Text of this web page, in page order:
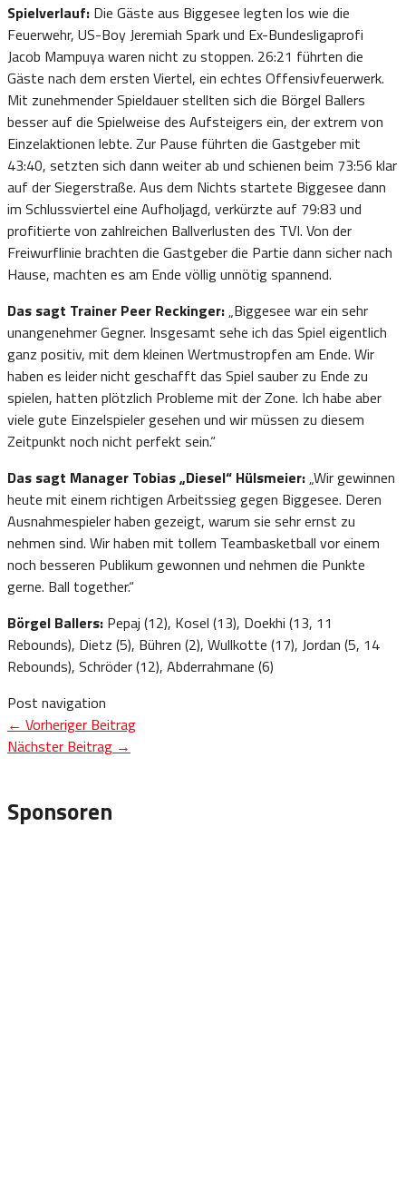
Spielverlauf: Die Gäste aus Biggesee legten los wie die
Feuerwehr, US-Boy Jeremiah Spark und Ex-Bundesligaprofi
Jacob Mampuya waren nicht zu stoppen. 26:21 führten die
Gäste nach dem ersten Viertel, ein echtes Offensivfeuerwerk.
Mit zunehmender Spieldauer stellten sich die Börgel Ballers
besser auf die Spielweise des Aufsteigers ein, der extrem von
Einzelaktionen lebte. Zur Pause führten die Gastgeber mit
43:40, setzten sich dann weiter ab und schienen beim 73:56 klar
auf der Siegerstraße. Aus dem Nichts startete Biggesee dann
im Schlussviertel eine Aufholjagd, verkürzte auf 79:83 und
profitierte von zahlreichen Ballverlusten des TVI. Von der
Freiwurflinie brachten die Gastgeber die Partie dann sicher nach
Hause, machten es am Ende völlig unnötig spannend.
Das sagt Trainer Peer Reckinger: „Biggesee war ein sehr
unangenehmer Gegner. Insgesamt sehe ich das Spiel eigentlich
ganz positiv, mit dem kleinen Wertmustropfen am Ende. Wir
haben es leider nicht geschafft das Spiel sauber zu Ende zu
spielen, hatten plötzlich Probleme mit der Zone. Ich habe aber
viele gute Einzelspieler gesehen und wir müssen zu diesem
Zeitpunkt noch nicht perfekt sein.“
Das sagt Manager Tobias „Diesel“ Hülsmeier: „Wir gewinnen
heute mit einem richtigen Arbeitssieg gegen Biggesee. Deren
Ausnahmespieler haben gezeigt, warum sie sehr ernst zu
nehmen sind. Wir haben mit tollem Teambasketball vor einem
noch besseren Publikum gewonnen und nehmen die Punkte
gerne. Ball together.“
Börgel Ballers: Pepaj (12), Kosel (13), Doekhi (13, 11
Rebounds), Dietz (5), Bühren (2), Wullkotte (17), Jordan (5, 14
Rebounds), Schröder (12), Abderrahmane (6)
Post navigation
← Vorheriger Beitrag
Nächster Beitrag →
Sponsoren